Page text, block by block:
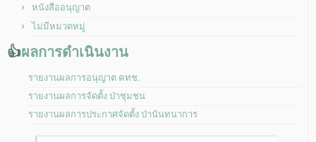
หนังสืออนุญาต
ไม่มีหมวดหมู่
👍ผลการดำเนินงาน
รายงานผลการอนุญาต คทช.
รายงานผลการจัดตั้ง ป่าชุมชน
รายงานผลการประกาศจัดตั้ง ป่านันทนาการ